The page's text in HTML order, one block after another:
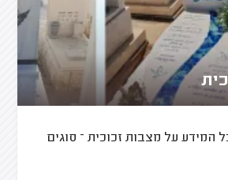
המידע על מצבות זכוכית – סוגים